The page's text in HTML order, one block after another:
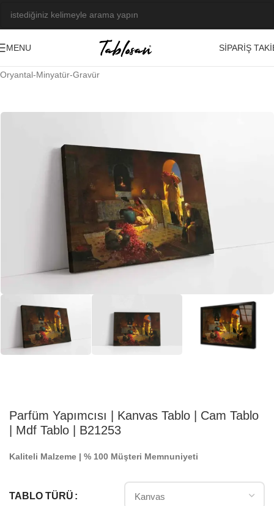
MENU
SIPARIŞ
Oryantal-Minyatür-Gravür
Parfüm Yapımcısı | Kanvas Tablo | Cam Tablo
| Mdf Tablo | B21253
Kaliteli Malzeme | % 100 Müşteri Memnuniyeti
TABLO TÜRÜ